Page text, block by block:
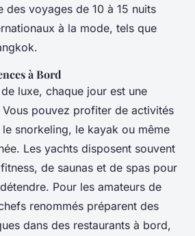
des voyages de 10 à 15 nuits
à la mode, tels que
à Bord
luxe, chaque jour est une
Vous pouvez profiter de activités
snorkeling, le kayak ou même
Les yachts disposent souvent
de saunas et de spas pour
Pour les amateurs de
renommés préparent des
dans des restaurants à bord,